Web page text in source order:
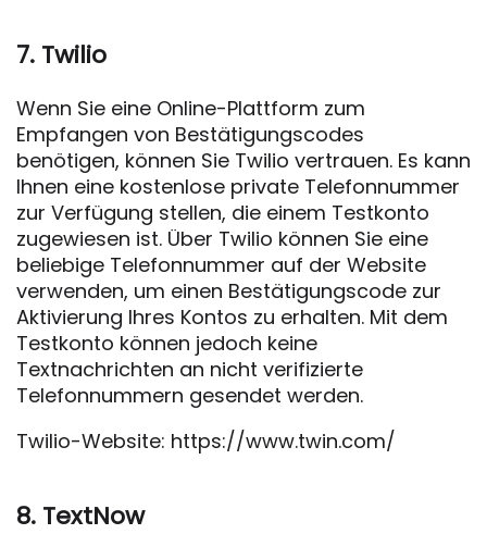
7. Twilio
Wenn Sie eine Online-Plattform zum
Empfangen von Bestätigungscodes
benötigen, können Sie Twilio vertrauen. Es kann
Ihnen eine kostenlose private Telefonnummer
zur Verfügung stellen, die einem Testkonto
zugewiesen ist. Über Twilio können Sie eine
beliebige Telefonnummer auf der Website
verwenden, um einen Bestätigungscode zur
Aktivierung Ihres Kontos zu erhalten. Mit dem
Testkonto können jedoch keine
Textnachrichten an nicht verifizierte
Telefonnummern gesendet werden.
Twilio-Website: https://www.twin.com/
8. TextNow